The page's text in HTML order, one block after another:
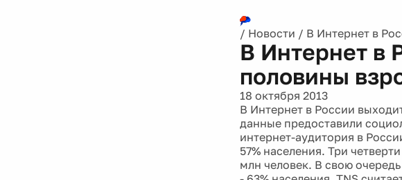
/ Новости / В Интернет в
В Интернет в
половины
18 октября 2013
В Интернет в России
данные предоставили
интернет-аудитория в
57% населения. Три
млн человек. В свою